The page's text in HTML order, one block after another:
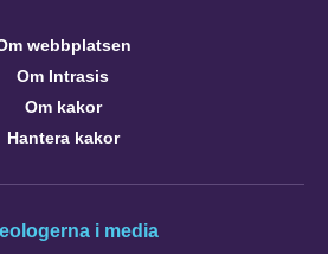
webbplatsen
Om Intrasis
Om kakor
Hantera kakor
i media